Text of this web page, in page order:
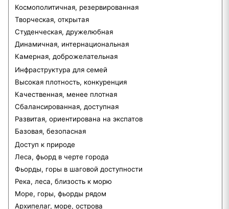
Космополитичная, резервированная
Творческая, открытая
Студенческая, дружелюбная
Динамичная, интернациональная
Камерная, доброжелательная
Инфраструктура для семей
Высокая плотность, конкуренция
Качественная, менее плотная
Сбалансированная, доступная
Развитая, ориентирована на экспатов
Базовая, безопасная
Доступ к природе
Леса, фьорд в черте города
Фьорды, горы в шаговой доступности
Река, леса, близость к морю
Море, горы, фьорды рядом
Архипелаг, море, острова